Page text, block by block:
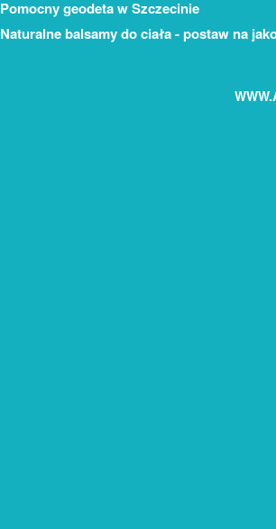
Pomocny geodeta w Szczecinie
Naturalne balsamy do ciała - postaw na